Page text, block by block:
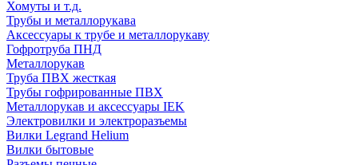
Хомуты и т.д.
Трубы и металлорукава
Аксессуары к трубе и металлорукаву
Гофротруба ПНД
Металлорукав
Труба ПВХ жесткая
Трубы гофрированные ПВХ
Металлорукав и аксессуары IEK
Электровилки и электроразъемы
Вилки Legrand Helium
Вилки бытовые